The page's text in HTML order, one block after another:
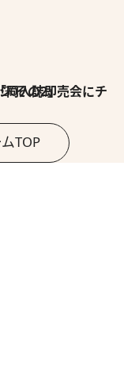
会にチャレンジ その2」
TOP